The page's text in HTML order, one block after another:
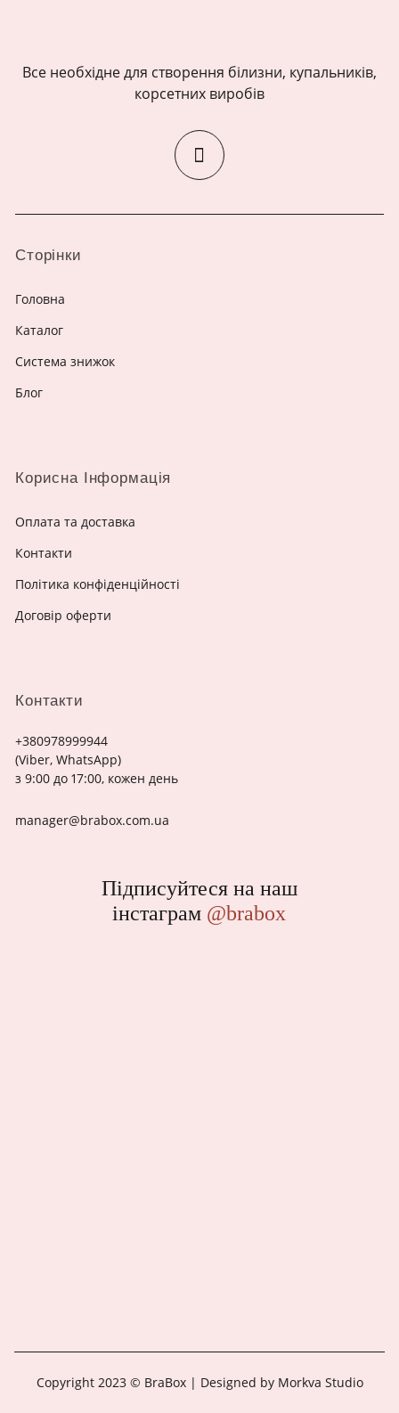
Все необхідне для створення білизни, купальників,
корсетних виробів
Контакти
+380978999944
(Viber, WhatsApp)
з 9:00 до 17:00, кожен день
manager@brabox.com.ua
Сторінки
Головна
Каталог
Система знижок
Блог
Корисна Інформація
Оплата та доставка
Контакти
Політика конфіденційності
Договір оферти
Підписуйтеся на наш
інстаграм @brabox
Copyright 2023 © BraBox | Designed by Morkva Studio